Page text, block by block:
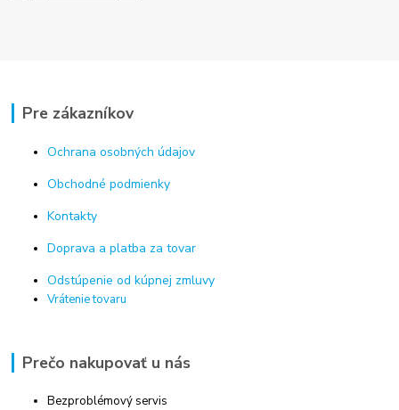
Pre zákazníkov
Ochrana osobných údajov
Obchodné podmienky
Kontakty
Doprava a platba za tovar
Odstúpenie od kúpnej zmluvy
Vrátenie tovaru
Prečo nakupovať u nás
Bezproblémový servis